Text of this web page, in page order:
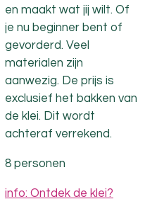
en maakt wat jij wilt. Of
je nu beginner bent of
gevorderd. Veel
materialen zijn
aanwezig. De prijs is
exclusief het bakken van
de klei. Dit wordt
achteraf verrekend.
8 personen
info: Ontdek de klei?